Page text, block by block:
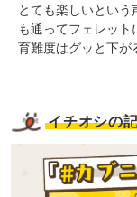
とても楽しいとい
も通ってフェレッ
育難度はグッと下が
イチオシの